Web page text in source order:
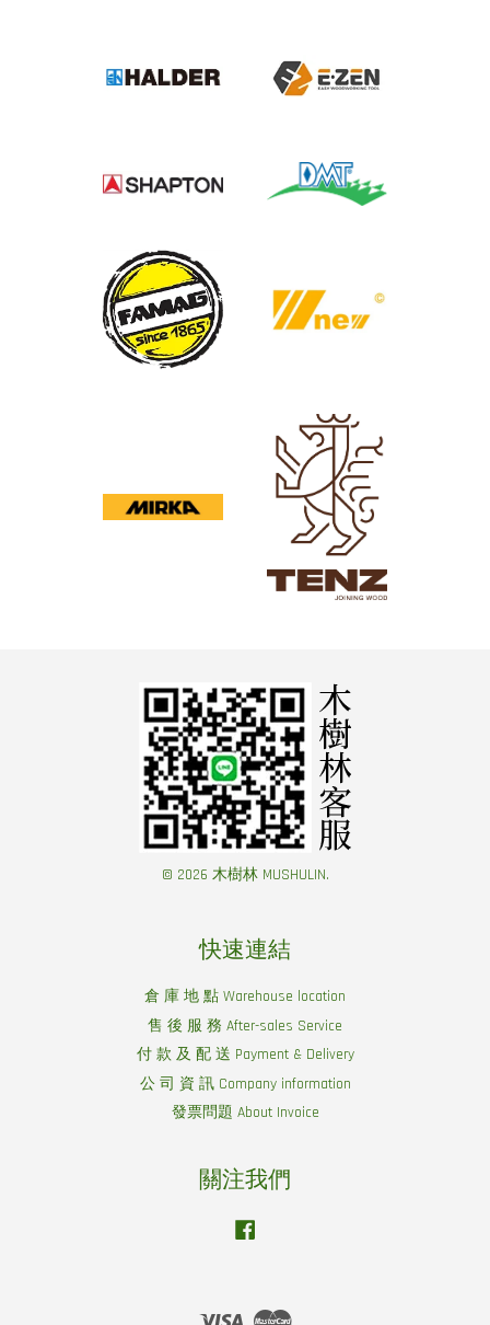
© 2026 木樹林 MUSHULIN.
快速連結
倉 庫 地 點 Warehouse location
售 後 服 務 After-sales Service
付 款 及 配 送 Payment & Delivery
公 司 資 訊 Company information
發票問題 About Invoice
關注我們
Visa Master